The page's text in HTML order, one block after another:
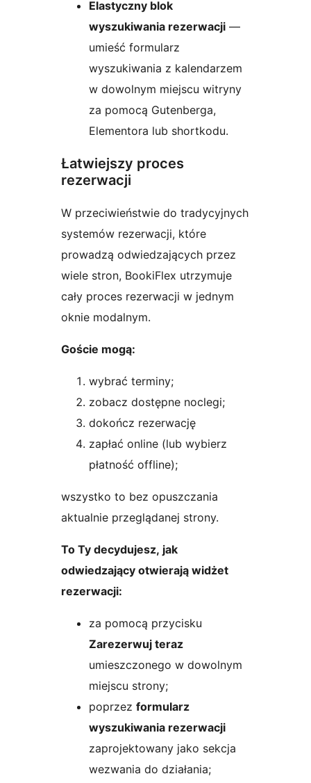
Elastyczny blok
wyszukiwania rezerwacji —
umieść formularz
wyszukiwania z kalendarzem
w dowolnym miejscu witryny
za pomocą Gutenberga,
Elementora lub shortkodu.
Łatwiejszy proces
rezerwacji
W przeciwieństwie do tradycyjnych
systemów rezerwacji, które
prowadzą odwiedzających przez
wiele stron, BookiFlex utrzymuje
cały proces rezerwacji w jednym
oknie modalnym.
Goście mogą:
wybrać terminy;
zobacz dostępne noclegi;
dokończ rezerwację
zapłać online (lub wybierz
płatność offline);
wszystko to bez opuszczania
aktualnie przeglądanej strony.
To Ty decydujesz, jak
odwiedzający otwierają widżet
rezerwacji:
za pomocą przycisku
Zarezerwuj teraz
umieszczonego w dowolnym
miejscu strony;
poprzez formularz
wyszukiwania rezerwacji
zaprojektowany jako sekcja
wezwania do działania;